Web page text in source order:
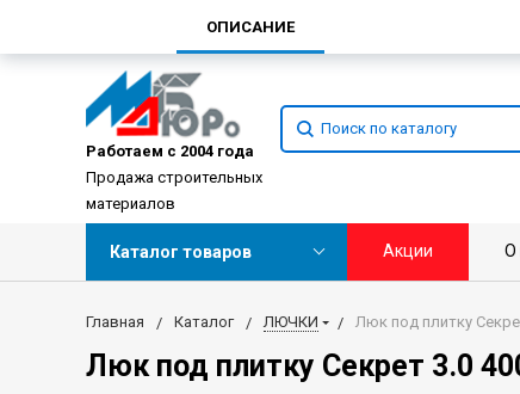
Работаем с 2004 года
Продажа строительных
материалов
Каталог товаров Акции О
Главная Каталог ЛЮЧКИ Люк под плитку
Люк под плитку Секрет 3.0
ОПИСАНИЕ